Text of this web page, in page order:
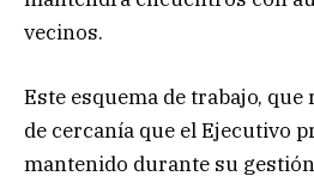
vecinos.
Este esquema de trabajo,
de cercanía que el Ejecutivo
mantenido durante su